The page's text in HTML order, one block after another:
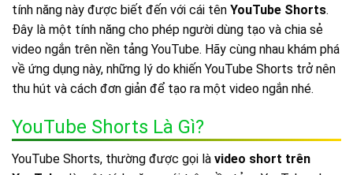
tính năng này được biết đến với cái tên YouTube Shorts.
Đây là một tính năng cho phép người dùng tạo và chia sẻ
video ngắn trên nền tảng YouTube. Hãy cùng nhau khám phá
về ứng dụng này, những lý do khiến YouTube Shorts trở nên
thu hút và cách đơn giản để tạo ra một video ngắn nhé.
YouTube Shorts Là Gì?
YouTube Shorts, thường được gọi là video short trên